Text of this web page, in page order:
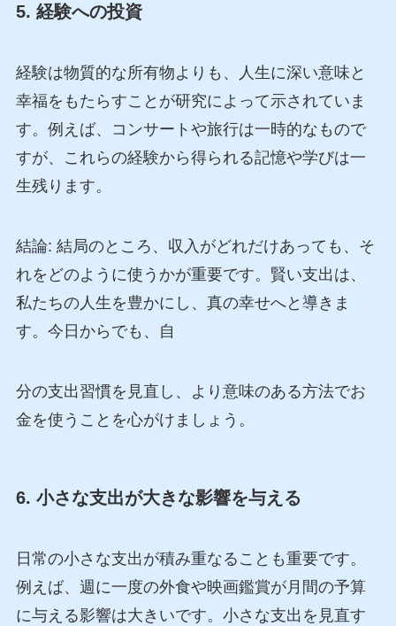
5. 経験への投資
経験は物質的な所有物よりも、人生に深い意味と
幸福をもたらすことが研究によって示されていま
す。例えば、コンサートや旅行は一時的なもので
すが、これらの経験から得られる記憶や学びは一
生残ります。
結論: 結局のところ、収入がどれだけあっても、そ
れをどのように使うかが重要です。賢い支出は、
私たちの人生を豊かにし、真の幸せへと導きま
す。今日からでも、自
分の支出習慣を見直し、より意味のある方法でお
金を使うことを心がけましょう。
6. 小さな支出が大きな影響を与える
日常の小さな支出が積み重なることも重要です。
例えば、週に一度の外食や映画鑑賞が月間の予算
に与える影響は大きいです。小さな支出を見直す